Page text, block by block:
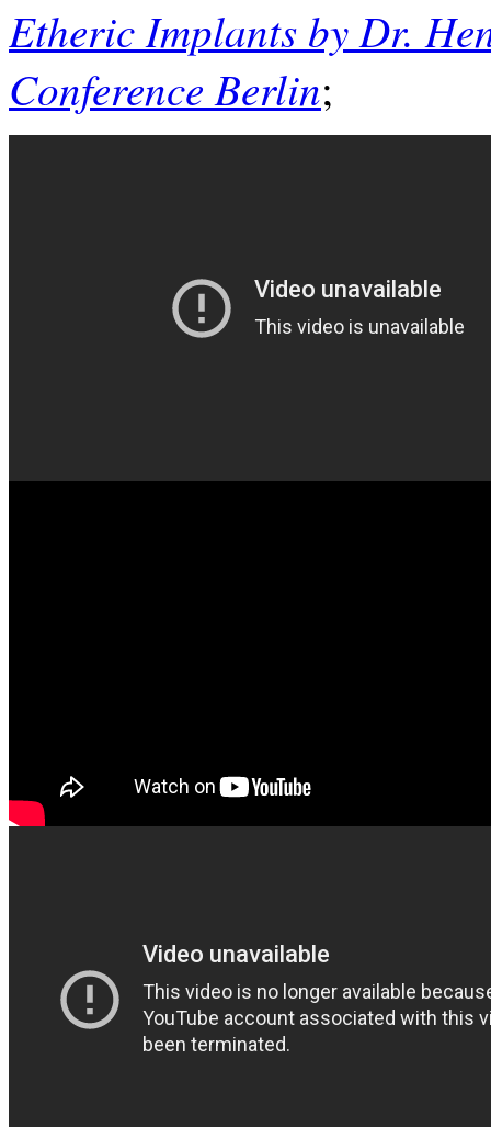
Etheric Implants by Dr.
Conference Berlin;